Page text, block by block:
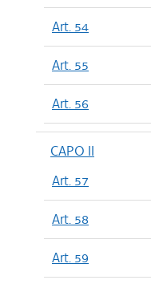
Art. 54
Art. 55
Art. 56
CAPO II
Art. 57
Art. 58
Art. 59